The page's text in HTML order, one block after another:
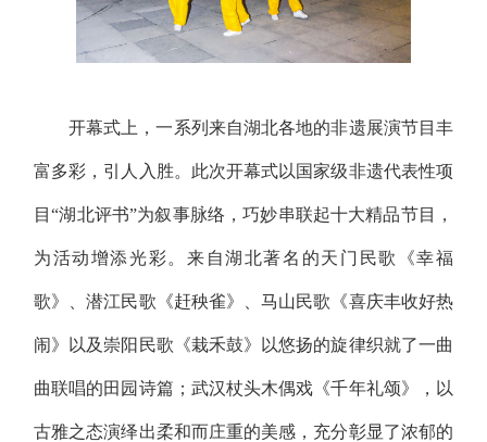
开幕式上，一系列来自湖北各地的非遗展演节目丰
富多彩，引人入胜。此次开幕式以国家级非遗代表性项
目“湖北评书”为叙事脉络，巧妙串联起十大精品节目，
为活动增添光彩。来自湖北著名的天门民歌《幸福
歌》、潜江民歌《赶秧雀》、马山民歌《喜庆丰收好热
闹》以及崇阳民歌《栽禾鼓》以悠扬的旋律织就了一曲
曲联唱的田园诗篇；武汉杖头木偶戏《千年礼颂》，以
古雅之态演绎出柔和而庄重的美感，充分彰显了浓郁的